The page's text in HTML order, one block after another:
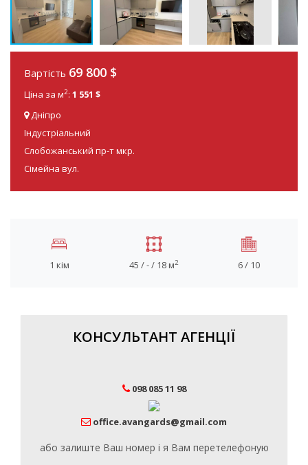
Вартість 69 800 $
Ціна за м2: 1 551 $
Дніпро
Індустріальний
Слобожанський пр-т мкр.
Сімейна вул.
1 кім 45 / - / 18 м2 6 / 10
КОНСУЛЬТАНТ АГЕНЦІЇ
098 085 11 98
office.avangards@gmail.com
або залиште Ваш номер і я Вам перетелефоную